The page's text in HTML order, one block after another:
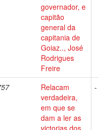
governador, e
capitão
general da
capitania de
Goiaz.., José
Rodrigues
Freire
Relacam
verdadeira,
em que se
dam a ler as
victorias dos
-